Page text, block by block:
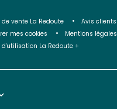
vente La Redoute Avis clients
mes cookies
Mentions légales
La Redoute +